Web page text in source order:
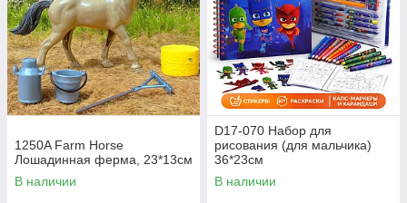
1250A Farm Horse
Лошадинная ферма, 23*13см
В наличии
D17-070 Набор для
рисования (для мальчика)
36*23см
В наличии